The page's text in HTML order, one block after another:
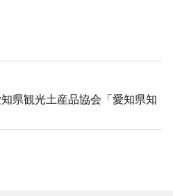
県観光土産品協会「愛知県知